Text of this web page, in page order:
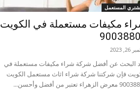
المستعمل
مكيفات مستعملة في الكويت
2023
البحث عن أفضل شركة شراء مكيفات مستعملة في
فإن شركتنا شركة شراء اثاث مستعمل الكويت
الزهراء تعتبر من أفضل وأحسن...